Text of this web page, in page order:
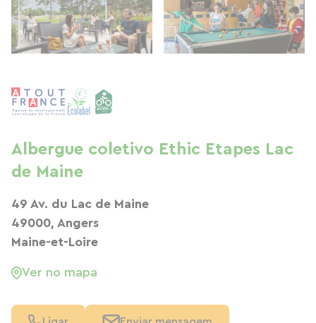
Albergue coletivo Ethic Etapes Lac
de Maine
49 Av. du Lac de Maine
49000, Angers
Maine-et-Loire
Ver no mapa